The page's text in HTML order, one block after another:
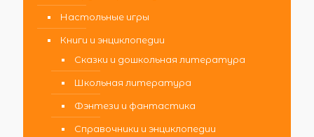
Настольные игры
Книги и энциклопедии
Сказки и дошкольная литература
Школьная литература
Фэнтези и фантастика
Справочники и энциклопедии